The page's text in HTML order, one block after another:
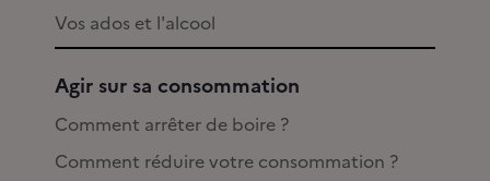
Vos ados et l'alcool
Agir sur sa consommation
Comment arrêter de boire ?
Comment réduire votre consommation ?